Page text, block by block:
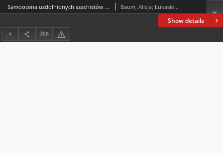
Show details
Samoocena uzdolnionych szachistów i ich rówieśników Baum, Alicja; Łukasiewicz-Wieleba, Joanna